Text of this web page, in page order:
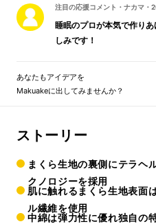
注目の応援コメント ・ ナカマ ・
睡眠のプロが本気で作り
しみです！
あなたもアイデアを
Makuakeに出してみませんか？
ストーリー
まくら生地の裏側にテラヘ
クノロジーを採用
肌に触れるまくら生地表面
ル繊維を使用
中綿は弾力性に優れ独自の